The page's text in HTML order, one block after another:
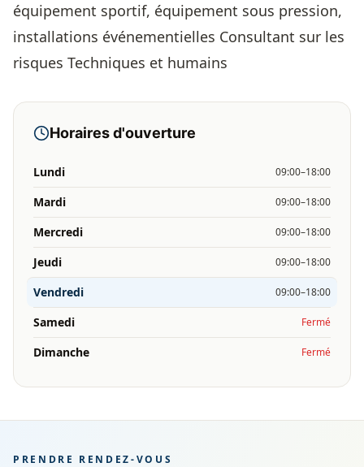
équipement sportif, équipement sous pression,
installations événementielles Consultant sur les
risques Techniques et humains
Horaires d'ouverture
Lundi 09:00–18:00
Mardi 09:00–18:00
Mercredi 09:00–18:00
Jeudi 09:00–18:00
Vendredi 09:00–18:00
Samedi Fermé
Dimanche Fermé
PRENDRE RENDEZ-VOUS